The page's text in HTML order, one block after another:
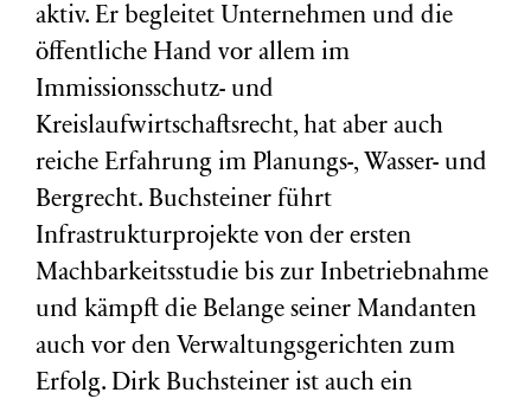
aktiv. Er begleitet Unternehmen und die
öffentliche Hand vor allem im
Immissionsschutz- und
Kreislaufwirtschaftsrecht, hat aber auch
reiche Erfahrung im Planungs-, Wasser- und
Bergrecht. Buchsteiner führt
Infrastrukturprojekte von der ersten
Machbarkeitsstudie bis zur Inbetriebnahme
und kämpft die Belange seiner Mandanten
auch vor den Verwaltungsgerichten zum
Erfolg. Dirk Buchsteiner ist auch ein